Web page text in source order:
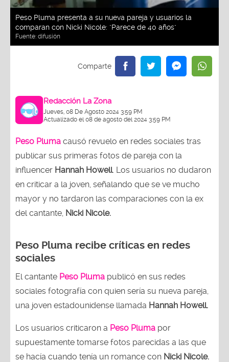
Peso Pluma presenta a su nueva pareja y usuarios la
comparan con Nicki Nicole: "Parece de 40 años"
Fuente: difusión
Redacción La Zona
Jueves, 08 De Agosto 2024 3:59 PM
Actualizado el 08 de agosto del 2024 3:59 PM
Peso Pluma causó revuelo en redes sociales tras
publicar sus primeras fotos de pareja con la
influencer Hannah Howell. Los usuarios no dudaron
en criticar a la joven, señalando que se ve mucho
mayor y no tardaron las comparaciones con la ex
del cantante, Nicki Nicole.
Peso Pluma recibe críticas en redes
sociales
El cantante Peso Pluma publicó en sus redes
sociales fotografía con quien sería su nueva pareja,
una joven estadounidense llamada Hannah Howell.
Los usuarios criticaron a Peso Pluma por
supuestamente tomarse fotos parecidas a las que
se hacía cuando tenía un romance con Nicki Nicole.